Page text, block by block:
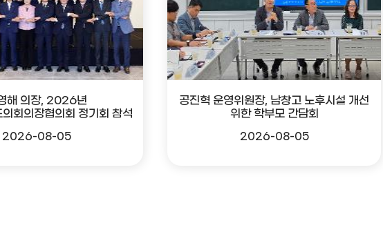
해 의장, 2026년
회의장협의회 정기회 참석
2026-08-05
공진혁 운영위원장, 남창고 노후시설 개선
위한 학부모 간담회
2026-08-05